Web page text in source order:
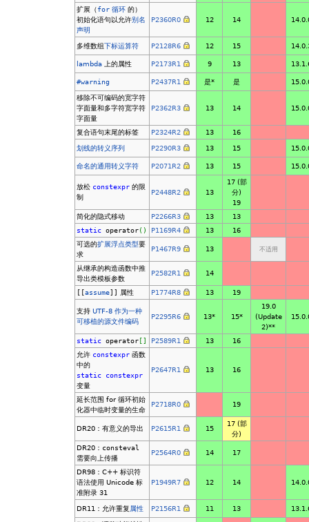
扩展（for 循环 的）
初始化语句以允许别名
声明
P2360R0 12 14
多维数组下标运算符 P2128R6 12 15
lambda 上的属性 P2173R1 9 13
#warning P2437R1 是* 是
移除不可编码的宽字符
字面量和多字符宽字符
字面量
P2362R3 13 14
复合语句末尾的标签 P2324R2 13
16
划线的转义序列
P2290R3 13 15
命名的通用转义字符 P2071R2 13 15
放松 constexpr 的限
制
P2448R2 13
17 (部
分)
19
简化的隐式移动
P2266R3 13
13
static operator( ) P1169R4 13
16
可选的扩展浮点类型要
求
P1467R9 13 不适用
从继承的构造函数中推
导出类模板参数
P2582R1 14
[[assume]] 属性 P1774R8 13 19
支持UTF-8 作为一种
可移植的源文件编码
P2295R6 13* 15*
19.0
(Update
2)**
static operator[] P2589R1 13
16
允许 constexpr 函数
中的
static constexpr
变量
P2647R1 13 16
延长范围 for 循环初始
化器中临时变量的生命
P2718R0 19
DR20：有意义的导出 P2615R1 15
17 (部
分)
DR20： consteval
需要向上传播
P2564R0 14 17
DR98：C++ 标识符
语法使用 Unicode 标
准附录 31
P1949R7 12 14
DR11：允许重复属性 P2156R1 11 13